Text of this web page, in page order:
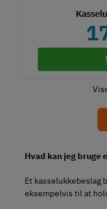
Hvad kan jeg bruge
Et kasselukkebeslag
eksempelvis til at